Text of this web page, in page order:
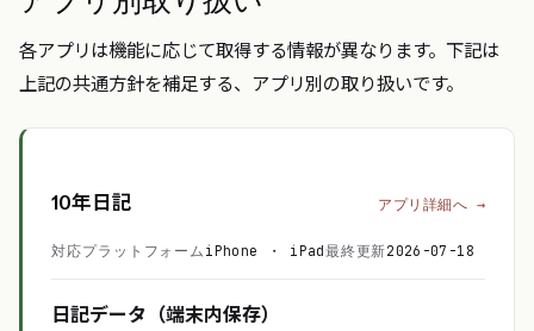
各アプリは機能に応じて取得する情報が異なります。下記は
上記の共通方針を補足する、アプリ別の取り扱いです。
10年日記 アプリ詳細へ →
対応プラットフォーム iPhone ・ iPad最終更新2026-07-18
日記データ（端末内保存）